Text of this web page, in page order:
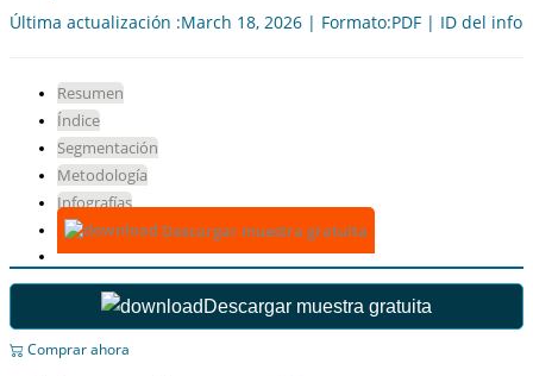
Última actualización :March 18, 2026 | Formato:PDF | ID del
Resumen
Índice
Segmentación
Metodología
Infografías
Descargar muestra gratuita
Descargar muestra gratuita
Comprar ahora